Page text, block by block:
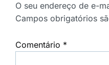
O seu endereço de e-
Campos obrigatórios
Comentário *